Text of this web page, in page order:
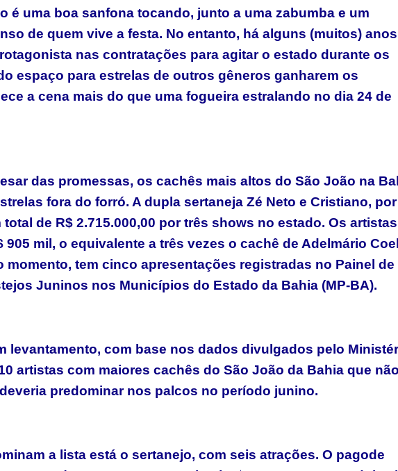
é uma boa sanfona tocando, junto a uma zabumba e um
de quem vive a festa. No entanto, há alguns (muitos)
nas contratações para agitar o estado durante os
espaço para estrelas de outros gêneros ganharem os
a cena mais do que uma fogueira estralando no dia 24 de
das promessas, os cachês mais altos do São João na
fora do forró. A dupla sertaneja Zé Neto e Cristiano, por
de R$ 2.715.000,00 por três shows no estado. Os artistas
905 mil, o equivalente a três vezes o cachê de Adelmário
momento, tem cinco apresentações registradas no Painel de
Juninos nos Municípios do Estado da Bahia (MP-BA).
levantamento, com base nos dados divulgados pelo
artistas com maiores cachês do São João da Bahia que não
predominar nos palcos no período junino.
a lista está o sertanejo, com seis atrações. O pagode